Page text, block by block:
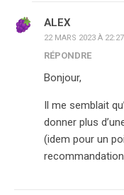
ALEX
22 MARS 2023 À 22:27
RÉPONDRE
Bonjour,
Il me semblait
donner plus
(idem pour un